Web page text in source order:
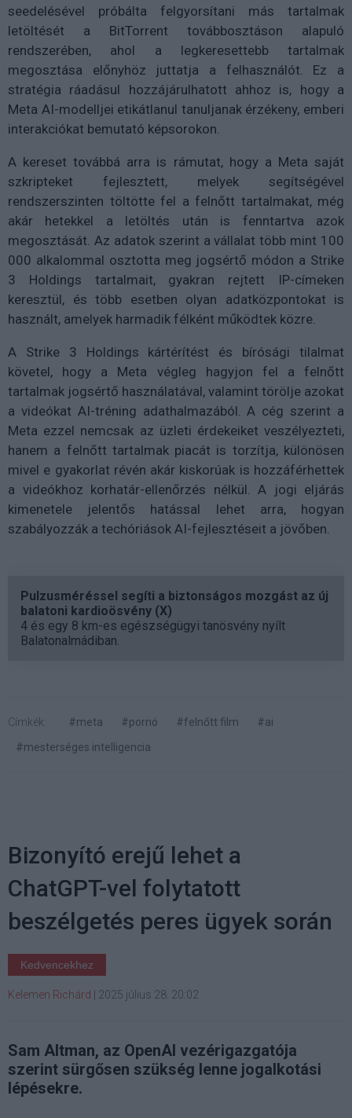
seedelésével próbálta felgyorsítani más tartalmak
letöltését a BitTorrent továbbosztáson alapuló
rendszerében, ahol a legkeresettebb tartalmak
megosztása előnyhöz juttatja a felhasználót. Ez a
stratégia ráadásul hozzájárulhatott ahhoz is, hogy a
Meta AI-modelljei etikátlanul tanuljanak érzékeny, emberi
interakciókat bemutató képsorokon.
A kereset továbbá arra is rámutat, hogy a Meta saját
szkripteket fejlesztett, melyek segítségével
rendszerszinten töltötte fel a felnőtt tartalmakat, még
akár hetekkel a letöltés után is fenntartva azok
megosztását. Az adatok szerint a vállalat több mint 100
000 alkalommal osztotta meg jogsértő módon a Strike
3 Holdings tartalmait, gyakran rejtett IP-címeken
keresztül, és több esetben olyan adatközpontokat is
használt, amelyek harmadik félként működtek közre.
A Strike 3 Holdings kártérítést és bírósági tilalmat
követel, hogy a Meta végleg hagyjon fel a felnőtt
tartalmak jogsértő használatával, valamint törölje azokat
a videókat AI-tréning adathalmazából. A cég szerint a
Meta ezzel nemcsak az üzleti érdekeiket veszélyezteti,
hanem a felnőtt tartalmak piacát is torzítja, különösen
mivel e gyakorlat révén akár kiskorúak is hozzáférhettek
a videókhoz korhatár-ellenőrzés nélkül. A jogi eljárás
kimenetele jelentős hatással lehet arra, hogyan
szabályozzák a techóriások AI-fejlesztéseit a jövőben.
Pulzusméréssel segíti a biztonságos mozgást az új
balatoni kardioösvény (X)
4 és egy 8 km-es egészségügyi tanösvény nyílt
Balatonalmádiban.
Címkék: #meta #pornó #felnőtt film
#ai
#mesterséges intelligencia
Bizonyító erejű lehet a
ChatGPT-vel folytatott
beszélgetés peres ügyek során
Kedvencekhez
Kelemen Richárd 2025 július 28. 20:02
Sam Altman, az OpenAI vezérigazgatója
szerint sürgősen szükség lenne jogalkotási
lépésekre.